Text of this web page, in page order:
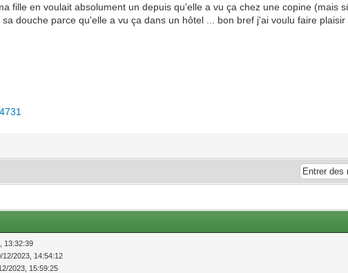
fille en voulait absolument un depuis qu'elle a vu ça chez une copine (mais
douche parce qu'elle a vu ça dans un hôtel ... bon bref j'ai voulu faire
13:32:39
12/2023, 14:54:12
2023, 15:59:25